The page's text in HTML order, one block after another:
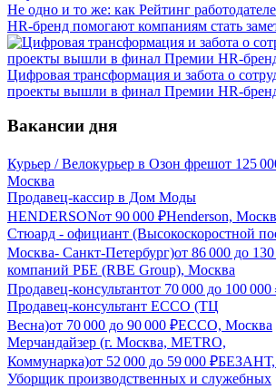
Не одно и то же: как Рейтинг
HR-бренд помогают компаниям стать
Цифровая трансформация и забота о
проекты вышли в финал Премии HR-
Вакансии дня
Курьер / Велокурьер в Озон фрешот 125
Москва
Продавец-кассир в Дом Моды
HENDERSONот 90 000 ₽Henderson,
Стюард - официант (Высокоскоростной
Москва- Санкт-Петербург)от 86 000 до
компаний РБЕ (RBE Group), Москва
Продавец-консультантот 70 000 до 100 000
Продавец-консультант ECCO (ТЦ
Весна)от 70 000 до 90 000 ₽ECCO, Москва
Мерчандайзер (г. Москва, METRO,
Коммунарка)от 52 000 до 59 000 ₽БЕЗАНТ,
Уборщик производственных и служебных